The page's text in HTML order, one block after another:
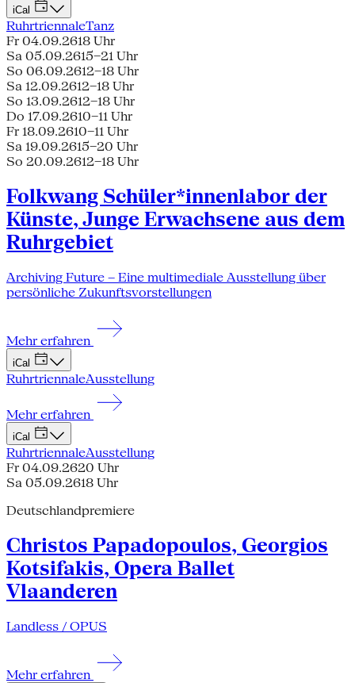
iCal
RuhrtriennaleTanz
Fr 04.09.2618 Uhr
Sa 05.09.2615–21 Uhr
So 06.09.2612–18 Uhr
Sa 12.09.2612–18 Uhr
So 13.09.2612–18 Uhr
Do 17.09.2610–11 Uhr
Fr 18.09.2610–11 Uhr
Sa 19.09.2615–20 Uhr
So 20.09.2612–18 Uhr
Folkwang Schüler*innenlabor der
Künste, Junge Erwachsene aus dem
Ruhrgebiet
Archiving Future – Eine multimediale Ausstellung über
persönliche Zukunftsvorstellungen
Mehr erfahren
iCal
RuhrtriennaleAusstellung
Mehr erfahren
iCal
RuhrtriennaleAusstellung
Fr 04.09.2620 Uhr
Sa 05.09.2618 Uhr
Deutschlandpremiere
Christos Papadopoulos, Georgios
Kotsifakis, Opera Ballet
Vlaanderen
Landless / OPUS
Mehr erfahren